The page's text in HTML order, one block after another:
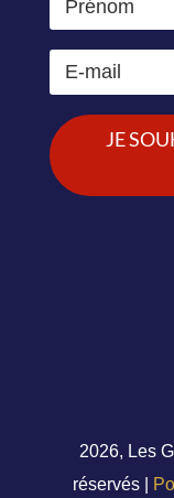
JE
2026, Les
réservés |